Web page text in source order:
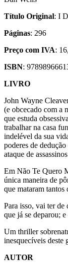
Título Original: I
Páginas: 296
Preço com IVA:
ISBN:
LIVRO
John Wayne
(e obcecado com a
que estuda
trabalhar na casa
indelével da sua
poderes de
ataque de
Em Não Te Quero
única maneira de
que mataram tantos
Para isso, vai ter de
que já se deparou;
Um thriller
inesquecíveis deste
AUTOR